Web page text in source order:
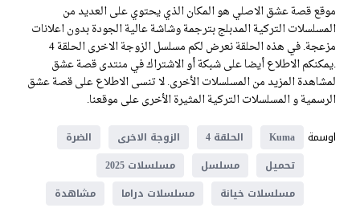
موقع قصة عشق الاصلي هو المكان الذي يحتوي على العديد من
المسلسلات التركية المدبلج بترجمة وشاشة عالية الجودة بدون اعلانات
مزعجة. في هذه الحلقة نعرض لكم مسلسل الزوجة الاخرى الحلقة 4
.يمكنكم الاطلاع أيضا على شبكة أو الاشتراك في منتدى قصة عشق
لمشاهدة المزيد من المسلسلات الأخرى. لا تنسى الاطلاع على قصة عشق
الرسمية و المسلسلات التركية المثيرة الأخرى على موقعنا.
اوسمة
Kuma الحلقة 4 الزوجة الاخرى
الضرة
تحميل
مسلسل
مسلسلات 2025
مسلسلات خيانة
مسلسلات دراما مشاهدة